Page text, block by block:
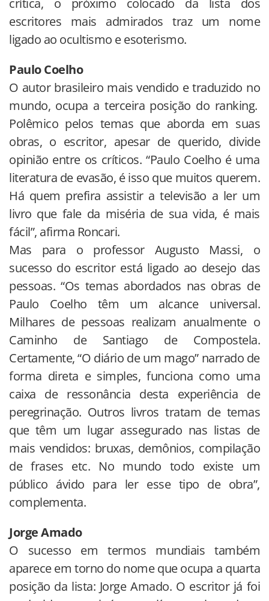
crítica, o próximo colocado da lista dos
escritores mais admirados traz um nome
ligado ao ocultismo e esoterismo.
Paulo Coelho
O autor brasileiro mais vendido e traduzido no
mundo, ocupa a terceira posição do ranking.
Polêmico pelos temas que aborda em suas
obras, o escritor, apesar de querido, divide
opinião entre os críticos. “Paulo Coelho é uma
literatura de evasão, é isso que muitos querem.
Há quem prefira assistir a televisão a ler um
livro que fale da miséria de sua vida, é mais
fácil”, afirma Roncari.
Mas para o professor Augusto Massi, o
sucesso do escritor está ligado ao desejo das
pessoas. “Os temas abordados nas obras de
Paulo Coelho têm um alcance universal.
Milhares de pessoas realizam anualmente o
Caminho de Santiago de Compostela.
Certamente, “O diário de um mago” narrado de
forma direta e simples, funciona como uma
caixa de ressonância desta experiência de
peregrinação. Outros livros tratam de temas
que têm um lugar assegurado nas listas de
mais vendidos: bruxas, demônios, compilação
de frases etc. No mundo todo existe um
público ávido para ler esse tipo de obra”,
complementa.
Jorge Amado
O sucesso em termos mundiais também
aparece em torno do nome que ocupa a quarta
posição da lista: Jorge Amado. O escritor já foi